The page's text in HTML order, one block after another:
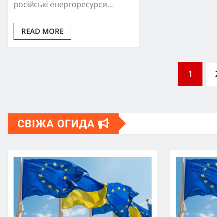
російські енергоресурси…
READ MORE
1
СВІЖА ОГИДА